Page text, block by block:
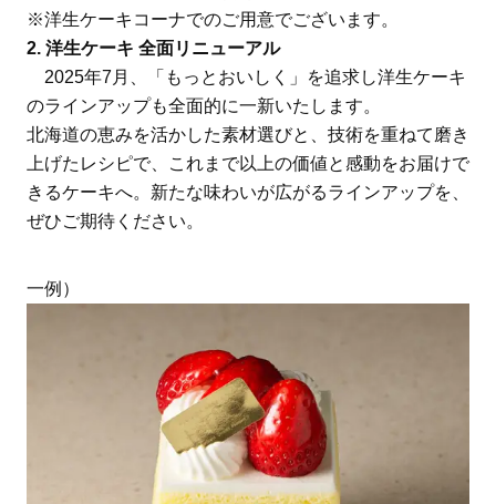
※洋生ケーキコーナでのご用意でございます。
2. 洋生ケーキ 全面リニューアル
2025年7月、「もっとおいしく」を追求し洋生ケーキ
のラインアップも全面的に一新いたします。
北海道の恵みを活かした素材選びと、技術を重ねて磨き
上げたレシピで、これまで以上の価値と感動をお届けで
きるケーキへ。新たな味わいが広がるラインアップを、
ぜひご期待ください。
一例）